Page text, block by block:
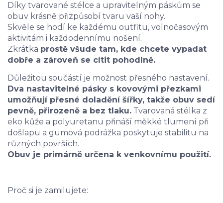
Díky tvarované stélce a upravitelným páskům se
obuv krásně přizpůsobí tvaru vaší nohy.
Skvěle se hodí ke každému outfitu, volnočasovým
aktivitám i každodennímu nošení.
Zkrátka prostě všude tam, kde chcete vypadat
dobře a zároveň se cítit pohodlně.
Důležitou součástí je možnost přesného nastavení.
Dva nastavitelné pásky s kovovými přezkami
umožňují přesné doladění šířky, takže obuv sedí
pevně, přirozeně a bez tlaku. Tvarovaná stélka z
eko kůže a polyuretanu přináší měkké tlumení při
došlapu a gumová podrážka poskytuje stabilitu na
různých površích.
Obuv je primárně určena k venkovnímu použití.
Proč si je zamilujete: